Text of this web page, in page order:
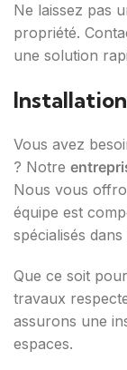
Ne laissez pas
propriété.
une solution
Vous avez
? Notre
Nous vous
équipe est
spécialisés dans
Que ce soit
travaux
assurons une
espaces.